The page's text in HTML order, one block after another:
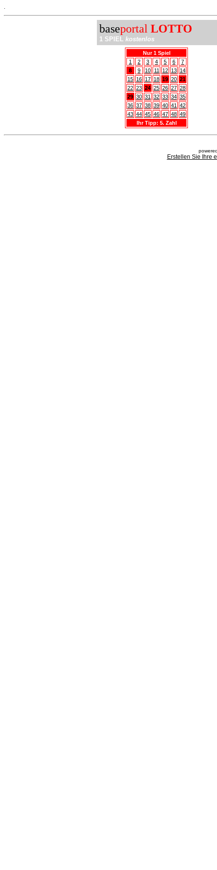
baseportal LOTTO
1 SPIEL kostenlos
Nur 1 Spiel
1
2 3 4 5 6
7
8
9 10 11 12 13 14
15 16 17 18 19 20 21
22 23 24 25 26 27 28
29 30 31 32 33 34 35
36 37 38 39 40 41
42
43 44 45 46 47 48 49
Ihr Tipp: 5. Zahl
Erstellen Sie Ihre